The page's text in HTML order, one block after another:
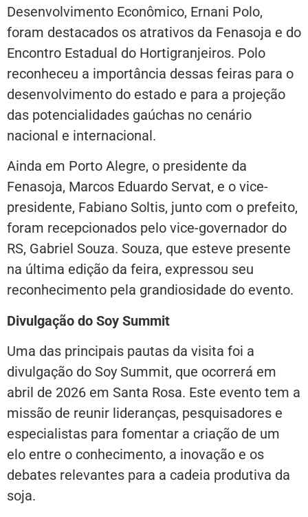
Desenvolvimento Econômico, Ernani Polo,
foram destacados os atrativos da Fenasoja e do
Encontro Estadual do Hortigranjeiros. Polo
reconheceu a importância dessas feiras para o
desenvolvimento do estado e para a projeção
das potencialidades gaúchas no cenário
nacional e internacional.
Ainda em Porto Alegre, o presidente da
Fenasoja, Marcos Eduardo Servat, e o vice-
presidente, Fabiano Soltis, junto com o prefeito,
foram recepcionados pelo vice-governador do
RS, Gabriel Souza. Souza, que esteve presente
na última edição da feira, expressou seu
reconhecimento pela grandiosidade do evento.
Divulgação do Soy Summit
Uma das principais pautas da visita foi a
divulgação do Soy Summit, que ocorrerá em
abril de 2026 em Santa Rosa. Este evento tem a
missão de reunir lideranças, pesquisadores e
especialistas para fomentar a criação de um
elo entre o conhecimento, a inovação e os
debates relevantes para a cadeia produtiva da
soja.